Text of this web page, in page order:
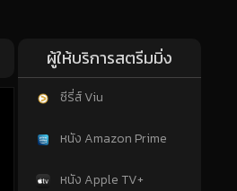
ผู้ให้บริการสตรีมมิ่ง
ซีรี่ส์ Viu
หนัง Amazon Prime
หนัง Apple TV+